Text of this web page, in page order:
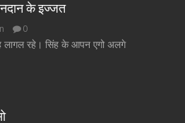
के इज्जत
0
लागल रहे। सिंह के आपन एगो अलगे